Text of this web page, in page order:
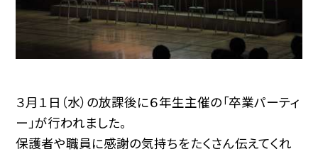
３月１日（水）の放課後に６年生主催の「卒業パーティ
ー」が行われました。
保護者や職員に感謝の気持ちをたくさん伝えてくれ